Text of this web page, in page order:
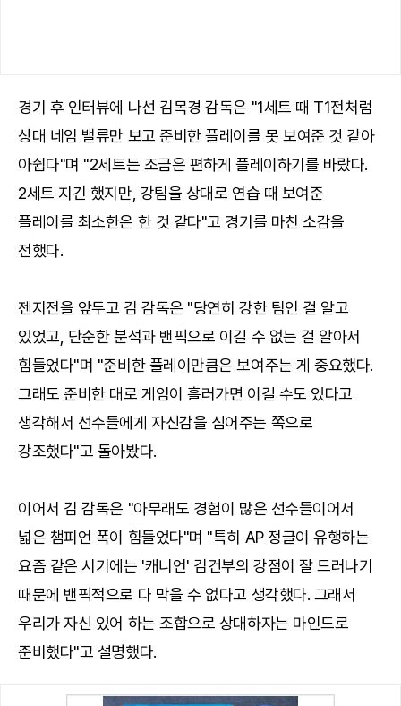
경기 후 인터뷰에 나선 김목경 감독은 "1세트 때 T1전처럼
상대 네임 밸류만 보고 준비한 플레이를 못 보여준 것 같아
아쉽다"며 "2세트는 조금은 편하게 플레이하기를 바랐다.
2세트 지긴 했지만, 강팀을 상대로 연습 때 보여준
플레이를 최소한은 한 것 같다"고 경기를 마친 소감을
전했다.
젠지전을 앞두고 김 감독은 "당연히 강한 팀인 걸 알고
있었고, 단순한 분석과 밴픽으로 이길 수 없는 걸 알아서
힘들었다"며 "준비한 플레이만큼은 보여주는 게 중요했다.
그래도 준비한 대로 게임이 흘러가면 이길 수도 있다고
생각해서 선수들에게 자신감을 심어주는 쪽으로
강조했다"고 돌아봤다.
이어서 김 감독은 "아무래도 경험이 많은 선수들이어서
넓은 챔피언 폭이 힘들었다"며 "특히 AP 정글이 유행하는
요즘 같은 시기에는 '캐니언' 김건부의 강점이 잘 드러나기
때문에 밴픽적으로 다 막을 수 없다고 생각했다. 그래서
우리가 자신 있어 하는 조합으로 상대하자는 마인드로
준비했다"고 설명했다.